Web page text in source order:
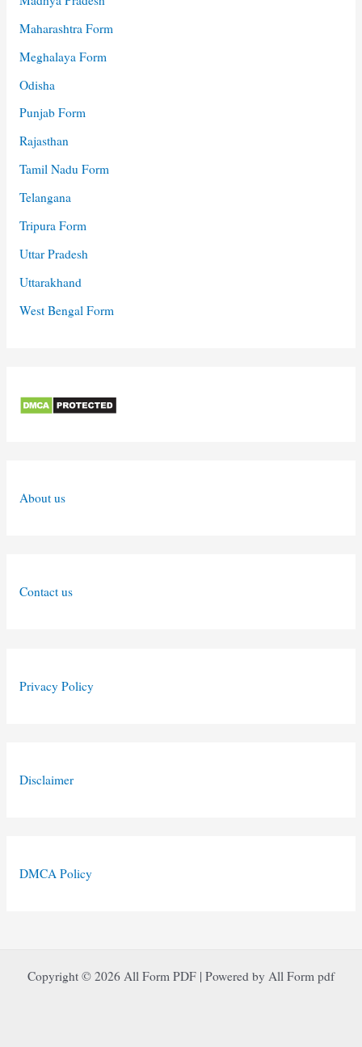
Maharashtra Form
Meghalaya Form
Odisha
Punjab Form
Rajasthan
Tamil Nadu Form
Telangana
Tripura Form
Uttar Pradesh
Uttarakhand
West Bengal Form
About us
Contact us
Privacy Policy
Disclaimer
DMCA Policy
Copyright © 2026 All Form PDF | Powered by All Form pdf